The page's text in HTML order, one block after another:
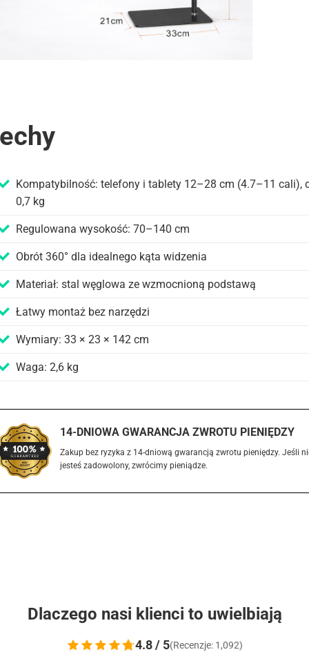
Kompatybilność: telefony i tablety 12–28 cm (4.7–11 cali),
0,7 kg
Regulowana wysokość: 70–140 cm
Obrót 360° dla idealnego kąta widzenia
Materiał: stal węglowa ze wzmocnioną podstawą
Łatwy montaż bez narzędzi
Wymiary: 33 × 23 × 142 cm
Waga: 2,6 kg
14-DNIOWA GWARANCJA ZWROTU PIENIĘDZY
Zakup bez ryzyka z 14-dniową gwarancją zwrotu pieniędzy. Jeśli
jesteś zadowolony, zwrócimy pieniądze.
Dlaczego nasi klienci to uwielbiają
4.8 / 5(Recenzje: 1,092)